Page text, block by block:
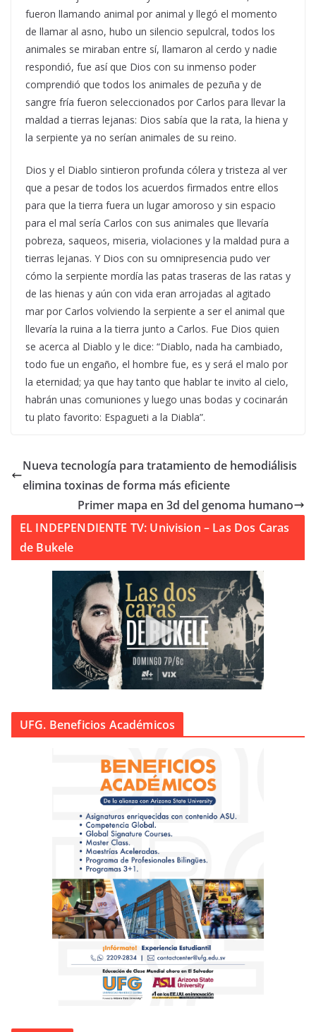
fueron llamando animal por animal y llegó el momento
de llamar al asno, hubo un silencio sepulcral, todos los
animales se miraban entre sí, llamaron al cerdo y nadie
respondió, fue así que Dios con su inmenso poder
comprendió que todos los animales de pezuña y de
sangre fría fueron seleccionados por Carlos para llevar la
maldad a tierras lejanas: Dios sabía que la rata, la hiena y
la serpiente ya no serían animales de su reino.
Dios y el Diablo sintieron profunda cólera y tristeza al ver
que a pesar de todos los acuerdos firmados entre ellos
para que la tierra fuera un lugar amoroso y sin espacio
para el mal sería Carlos con sus animales que llevaría
pobreza, saqueos, miseria, violaciones y la maldad pura a
tierras lejanas. Y Dios con su omnipresencia pudo ver
cómo la serpiente mordía las patas traseras de las ratas y
de las hienas y aún con vida eran arrojadas al agitado
mar por Carlos volviendo la serpiente a ser el animal que
llevaría la ruina a la tierra junto a Carlos. Fue Dios quien
se acerca al Diablo y le dice: “Diablo, nada ha cambiado,
todo fue un engaño, el hombre fue, es y será el malo por
la eternidad; ya que hay tanto que hablar te invito al cielo,
habrán unas comuniones y luego unas bodas y cocinarán
tu plato favorito: Espagueti a la Diabla”.
Nueva tecnología para tratamiento de hemodiálisis
elimina toxinas de forma más eficiente
Primer mapa en 3d del genoma humano
EL INDEPENDIENTE TV: Univision – Las Dos Caras
de Bukele
UFG. Beneficios Académicos